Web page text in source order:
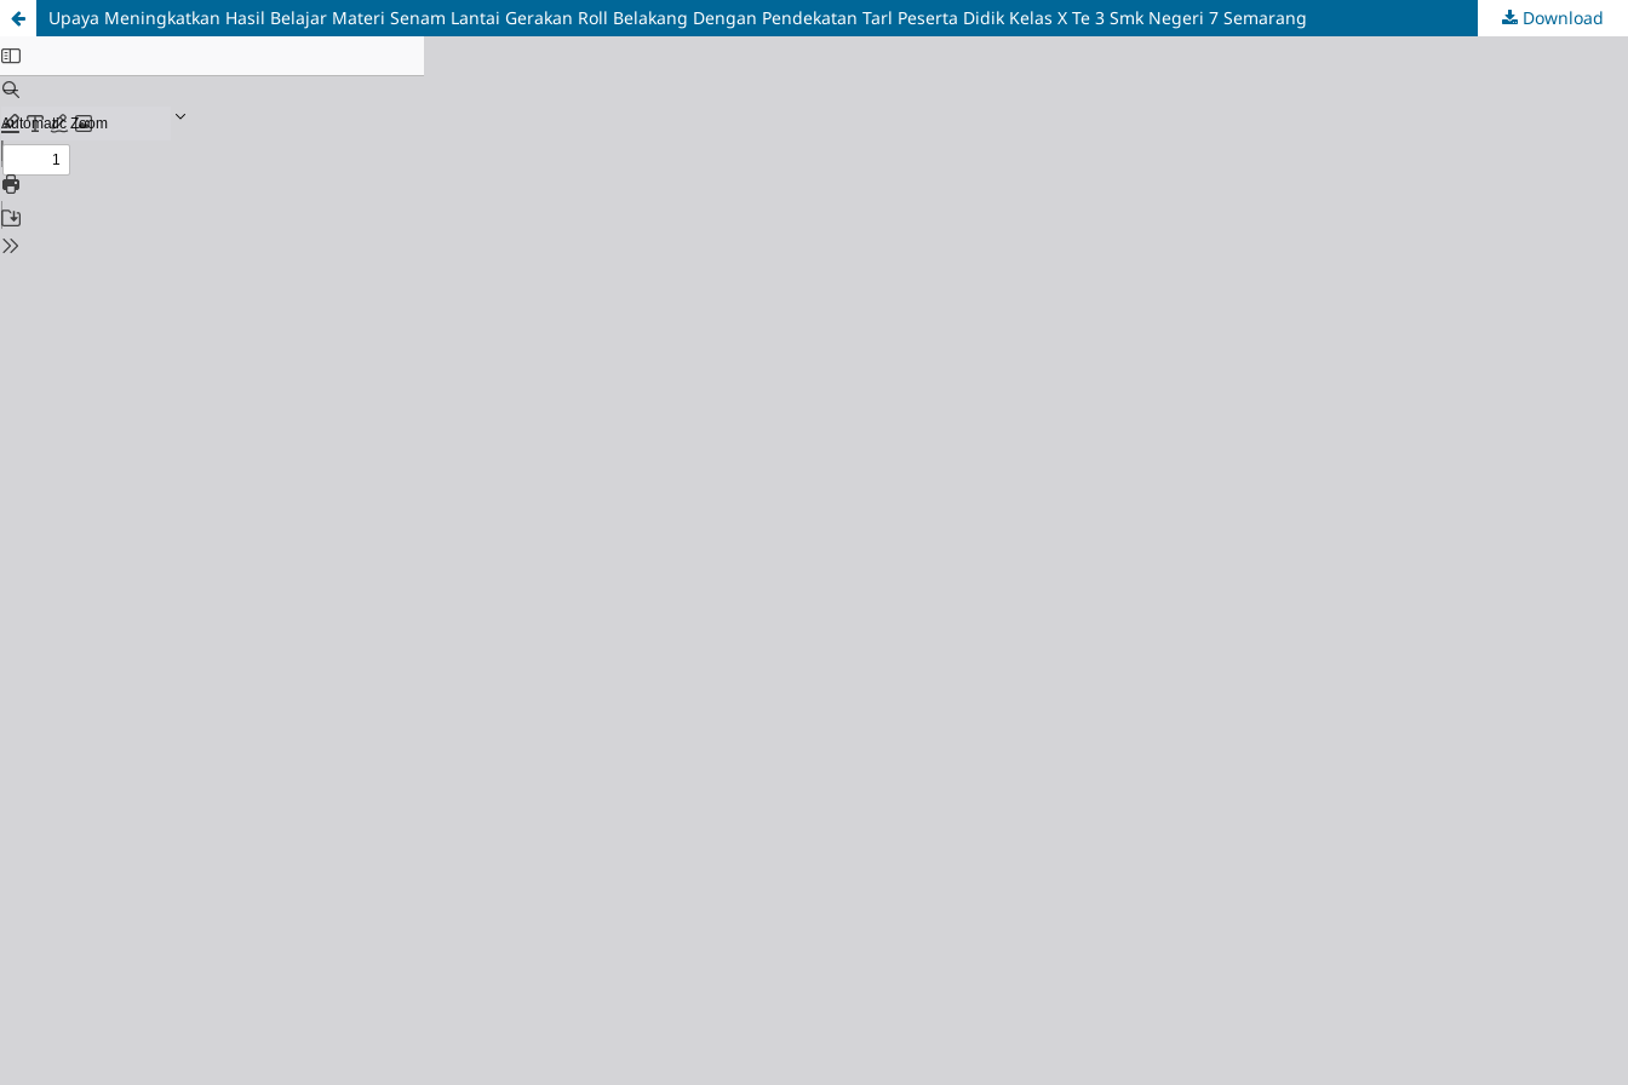
Upaya Meningkatkan Hasil Belajar Materi Senam Lantai Gerakan Roll Belakang Dengan Pendekatan Tarl Peserta Didik Kelas X Te 3 Smk Negeri 7 Semarang Download